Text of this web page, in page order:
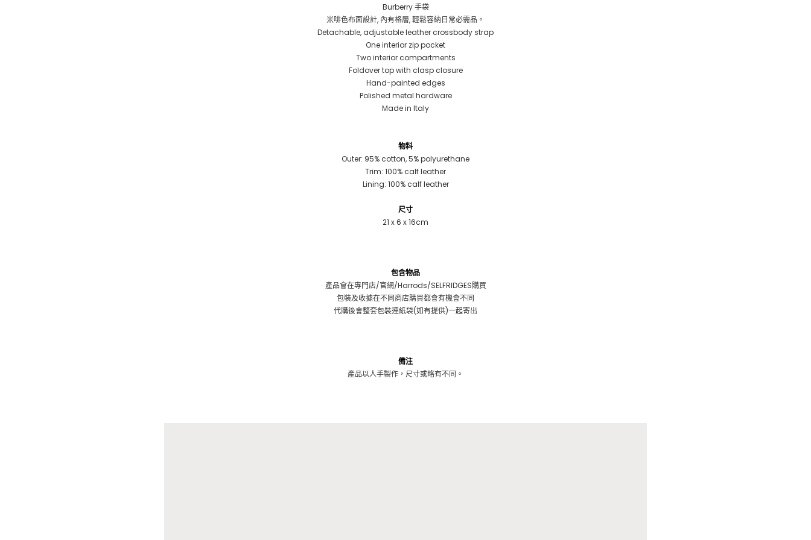
Burberry 手袋
米啡色布面設計, 內有格層, 輕鬆容納日常必需品。
Detachable, adjustable leather crossbody strap
One interior zip pocket
Two interior compartments
Foldover top with clasp closure
Hand-painted edges
Polished metal hardware
Made in Italy
物料
Outer: 95% cotton, 5% polyurethane
Trim: 100% calf leather
Lining: 100% calf leather
尺寸
21 x 6 x 16cm
包含物品
產品會在專門店/官網/Harrods/SELFRIDGES購買
包裝及收據在不同商店購買都會有機會不同
代購後會整套包裝連紙袋(如有提供)一起寄出
備注
產品以人手製作，尺寸或略有不同。